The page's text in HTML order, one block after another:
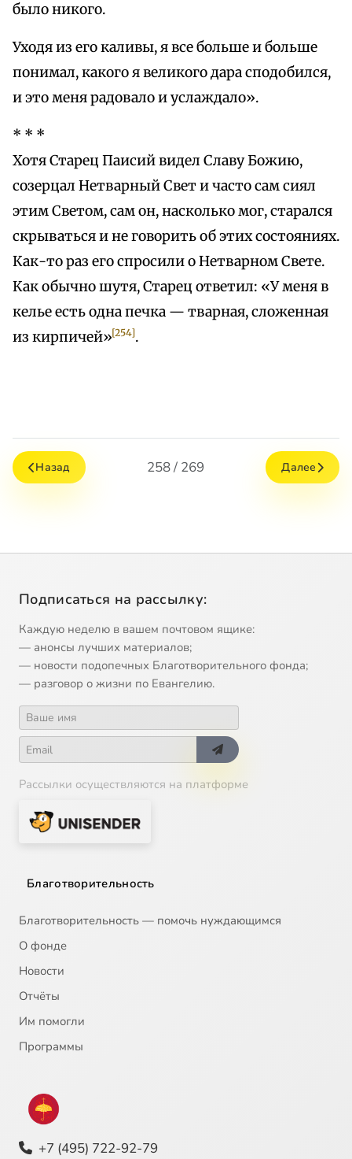
было никого.
Уходя из его каливы, я все больше и больше
понимал, какого я великого дара сподобился,
и это меня радовало и услаждало».
* * *
Хотя Старец Паисий видел Славу Божию,
созерцал Нетварный Свет и часто сам сиял
этим Светом, сам он, насколько мог, старался
скрываться и не говорить об этих состояниях.
Как-то раз его спросили о Нетварном Свете.
Как обычно шутя, Старец ответил: «У меня в
келье есть одна печка — тварная, сложенная
из кирпичей»[254].
Назад 258 / 269 Далее
Подписаться на рассылку:
Каждую неделю в вашем почтовом ящике:
— анонсы лучших материалов;
— новости подопечных Благотворительного фонда;
— разговор о жизни по Евангелию.
Рассылки осуществляются на платформе
Благотворительность
Благотворительность — помочь нуждающимся
О фонде
Новости
Отчёты
Им помогли
Программы
+7 (495) 722-92-79